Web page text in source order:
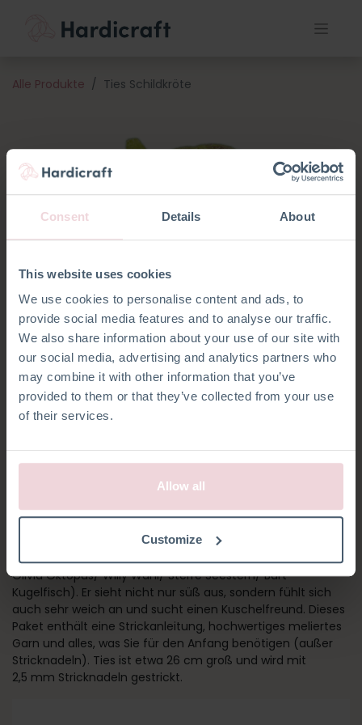
Consent Details About
This website uses cookies
We use cookies to personalise content and ads, to
provide social media features and to analyse our traffic.
We also share information about your use of our site with
our social media, advertising and analytics partners who
may combine it with other information that you’ve
provided to them or that they’ve collected from your use
of their services.
Allow all
Customize
Alle Produkte Ties Schildkröte
TIES SCHILDKRÖTE
Ties ist Teil eines Sets von Meerestieren (Karel Krabbe/
Olivia Oktopus/ Willy Wahl/ Sterre Seestern/ Bart
Kugelfisch). Er sieht nicht nur süß aus, sondern fühlt sich
auch sehr weich an und sucht einen Kuschelfreund. Dieses
Paket enthält eine Strickanleitung, hochwertiges meliertes
Garn und alles, was Sie für den Anfang benötigen (außer
Stricknadeln). Ties ist etwa 26 cm groß und wird mit
2,5 mm Stricknadeln gestrickt.